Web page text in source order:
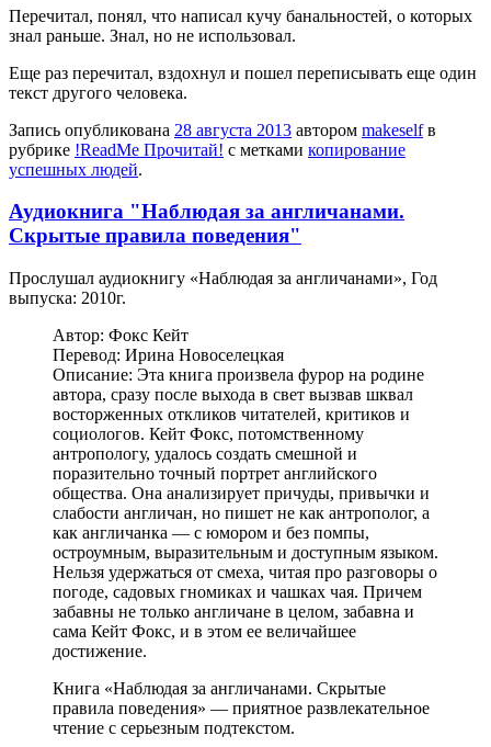
Перечитал, понял, что написал кучу банальностей, о которых
знал раньше. Знал, но не использовал.
Еще раз перечитал, вздохнул и пошел переписывать еще один
текст другого человека.
Запись опубликована 28 августа 2013 автором makeselfв
рубрике !ReadMe Прочитай! с метками копирование
успешных людей.
Аудиокнига "Наблюдая за англичанами.
Скрытые правила поведения"
Прослушал аудиокнигу «Наблюдая за англичанами», Год
выпуска: 2010г.
Автор: Фокс Кейт
Перевод: Ирина Новоселецкая
Описание: Эта книга произвела фурор на родине
автора, сразу после выхода в свет вызвав шквал
восторженных откликов читателей, критиков и
социологов. Кейт Фокс, потомственному
антропологу, удалось создать смешной и
поразительно точный портрет английского
общества. Она анализирует причуды, привычки и
слабости англичан, но пишет не как антрополог, а
как англичанка — с юмором и без помпы,
остроумным, выразительным и доступным языком.
Нельзя удержаться от смеха, читая про разговоры о
погоде, садовых гномиках и чашках чая. Причем
забавны не только англичане в целом, забавна и
сама Кейт Фокс, и в этом ее величайшее
достижение.
Книга «Наблюдая за англичанами. Скрытые
правила поведения» — приятное развлекательное
чтение с серьезным подтекстом.